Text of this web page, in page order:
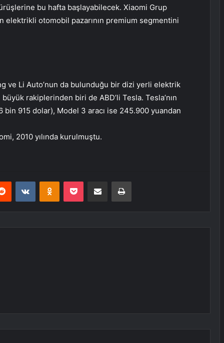
bu hafta başlayabilecek. Xiaomi Grup
elektrikli otomobil pazarının premium segmentini
ve Li Auto’nun da bulunduğu bir dizi yerli elektrik
rakiplerinden biri de ABD’li Tesla. Tesla’nın
bin 915 dolar), Model 3 aracı ise 245.900 yuandan
2010 yılında kurulmuştu.
Reddit VKontakteOdnoklassniki
Pocket E-Posta ile paylaş Yazdır